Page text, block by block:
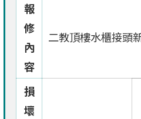
報
修
內
容
二教頂樓水櫃接頭
損
壞